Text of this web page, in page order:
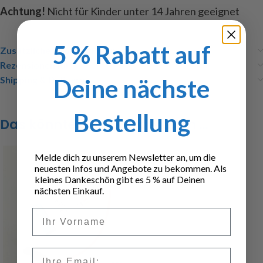
Achtung! Nicht für Kinder unter 14 Jahren geeignet
Zusätzliche Informationen
Rezensionen (0)
Shipping & Delivery
Das könnte dir auch gefallen …
5 % Rabatt auf
Deine nächste
Bestellung
Melde dich zu unserem Newsletter an, um die
neuesten Infos und Angebote zu bekommen. Als
kleines Dankeschön gibt es 5 % auf Deinen
nächsten Einkauf.